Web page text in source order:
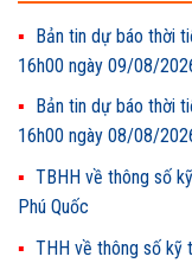
Bản tin dự báo thời
16h00 ngày 09/08/
Bản tin dự báo thời
16h00 ngày 08/08/
TBHH về thông số
Phú Quốc
THH về thông số kỹ